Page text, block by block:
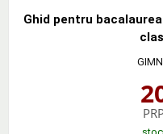
Ghid pentru